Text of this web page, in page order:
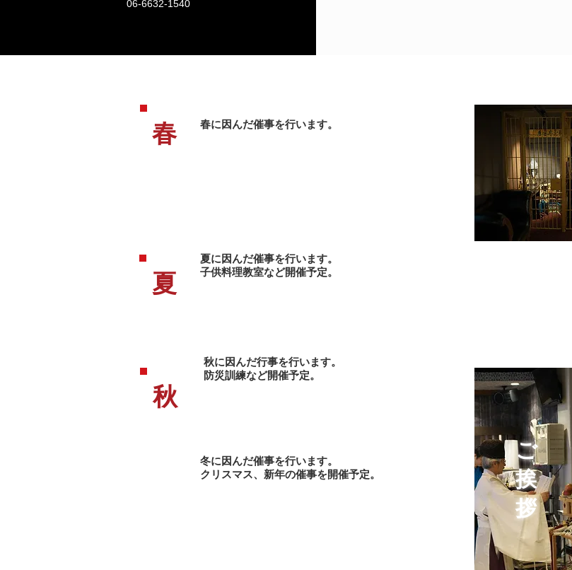
​06-6632-1540
春 春に因んだ催事を行います。
夏
夏に因んだ催事を行います。
​子供料理教室など開催予定。
秋
秋に因んだ行事を行います。
​防災訓練など開催予定。
冬に因んだ催事を行います。
​クリスマス、新年の催事を開催予定。
ご
挨
拶